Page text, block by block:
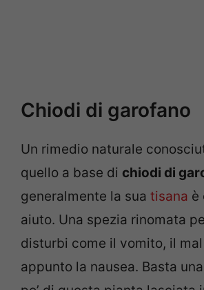
Chiodi di garofano
Un rimedio naturale
quello a base di chiodi di
generalmente la sua tisana è
aiuto. Una spezia rinomata
disturbi come il vomito, il
appunto la nausea. Basta